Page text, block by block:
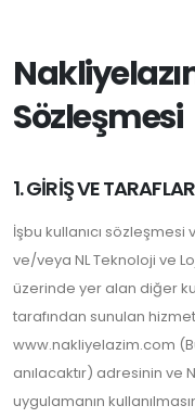
Sözleşmesi
1. GİRİŞ VE TARAFLAR
İşbu kullanıcı
ve/veya NL Teknoloji ve
üzerinde yer alan diğer
tarafından sunulan
www.nakliyelazim.com
anılacaktır) adresinin ve
uygulamanın